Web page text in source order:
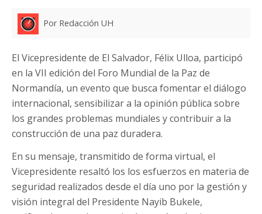
Por Redacción UH
El Vicepresidente de El Salvador, Félix Ulloa, participó
en la VII edición del Foro Mundial de la Paz de
Normandía, un evento que busca fomentar el diálogo
internacional, sensibilizar a la opinión pública sobre
los grandes problemas mundiales y contribuir a la
construcción de una paz duradera.
En su mensaje, transmitido de forma virtual, el
Vicepresidente resaltó los los esfuerzos en materia de
seguridad realizados desde el día uno por la gestión y
visión integral del Presidente Nayib Bukele,